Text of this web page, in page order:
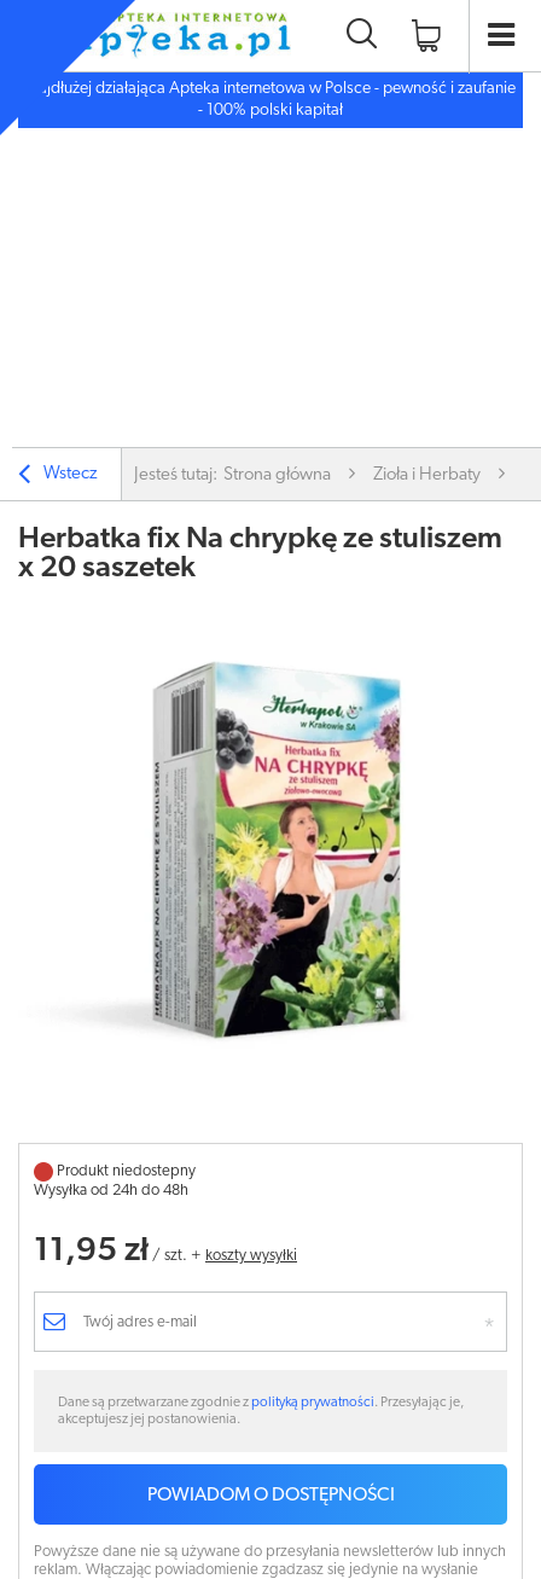
Najdłużej działająca Apteka internetowa w Polsce - pewność i zaufanie
- 100% polski kapitał
Wstecz Jesteś tutaj: Strona główna Zioła i Herbaty
Herbatka fix Na chrypkę ze stuliszem
x 20 saszetek
Produkt niedostepny
Wysyłka od 24h do 48h
11,95 zł / szt. + koszty wysyłki
Dane są przetwarzane zgodnie zpolityką prywatności. Przesyłając je,
akceptujesz jej postanowienia.
POWIADOM O DOSTĘPNOŚCI
Powyższe dane nie są używane do przesyłania newsletterów lub innych
reklam. Włączając powiadomienie zgadzasz się jedynie na wysłanie